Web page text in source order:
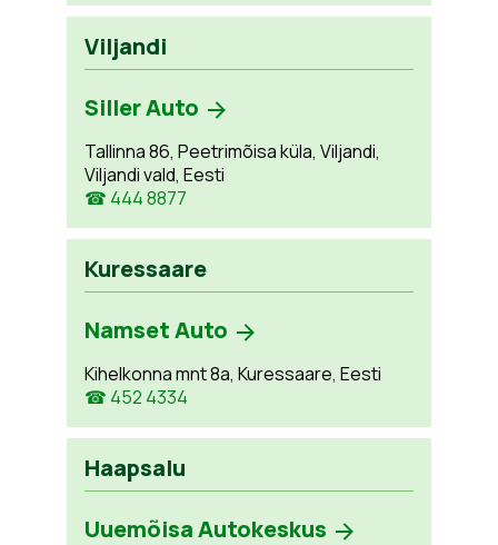
Viljandi
Siller Auto
Tallinna 86, Peetrimõisa küla, Viljandi,
Viljandi vald, Eesti
☎ 444 8877
Kuressaare
Namset Auto
Kihelkonna mnt 8a, Kuressaare, Eesti
☎ 452 4334
Haapsalu
Uuemõisa Autokeskus